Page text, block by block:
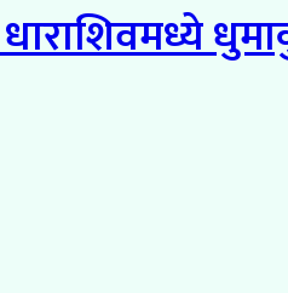
धाराशिवमध्ये